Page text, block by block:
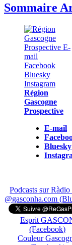
Sommaire
Région
Gascogne
Prospective
E-mail
Bluesky
Podcasts sur Ràdio
@gasconha.com
Esprit
(Facebook)
Couleur